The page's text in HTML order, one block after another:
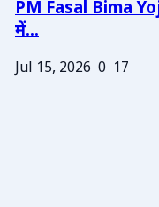
PM Fasal Bima
में...
Jul 15, 2026 0 17